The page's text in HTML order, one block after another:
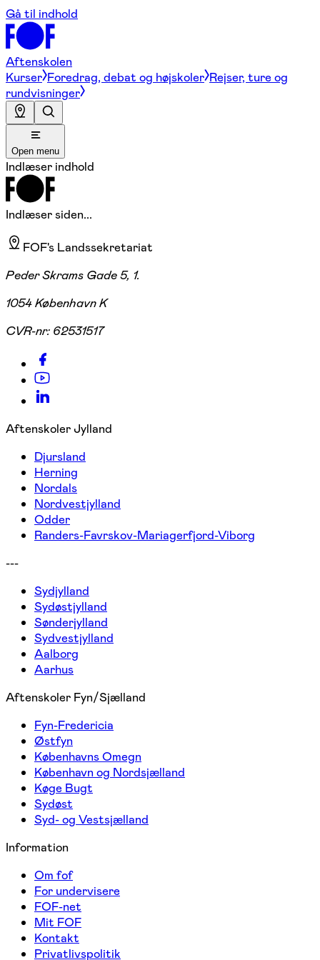
Gå til indhold
Aftenskolen
Kurser Foredrag, debat og højskoler Rejser, ture og
rundvisninger
Open menu
Indlæser indhold
Indlæser siden...
FOF's Landssekretariat
Peder Skrams Gade 5, 1.
1054 København K
CVR-nr: 62531517
Aftenskoler Jylland
Djursland
Herning
Nordals
Nordvestjylland
Odder
Randers-Favrskov-Mariagerfjord-Viborg
---
Sydjylland
Sydøstjylland
Sønderjylland
Sydvestjylland
Aalborg
Aarhus
Aftenskoler Fyn/Sjælland
Fyn-Fredericia
Østfyn
Københavns Omegn
København og Nordsjælland
Køge Bugt
Sydøst
Syd- og Vestsjælland
Information
Om fof
For undervisere
FOF-net
Mit FOF
Kontakt
Privatlivspolitik